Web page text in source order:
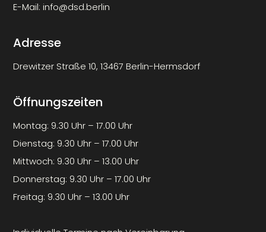
E-Mail:info@dsd.berlin
Adresse
Drewitzer Straße 10, 13467 Berlin-Hermsdorf
Öffnungszeiten
Montag: 9.30 Uhr – 17.00 Uhr
Dienstag: 9.30 Uhr – 17.00 Uhr
Mittwoch: 9.30 Uhr – 13.00 Uhr
Donnerstag: 9.30 Uhr – 17.00 Uhr
Freitag: 9.30 Uhr – 13.00 Uhr